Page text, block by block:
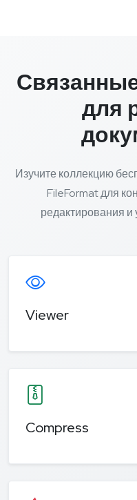
для
Изучите коллекцию
FileFormat для
редактирования
Viewer
Compress